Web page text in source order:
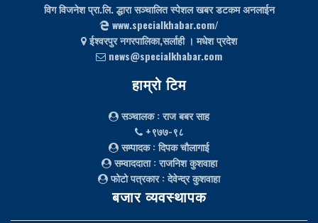
विग विजनेश प्रा.लि. द्धारा सञ्चालित स्पेशल खबर डटकम अनलाईन
www.specialkhabar.com/
ईश्‍वरपुर नगरपालिका,सर्लाही । मधेश प्रदेश
news@specialkhabar.com
हाम्रो टिम
सञ्चालक: राज बबर साह
+९७७-९८
सम्पादक: दिपक चौलागाई
सम्वाददाता: राजनिश कुशवाहा
फोटो पत्रकार: देवेन्द्र कुशवाहा
बजार व्यवस्थापक